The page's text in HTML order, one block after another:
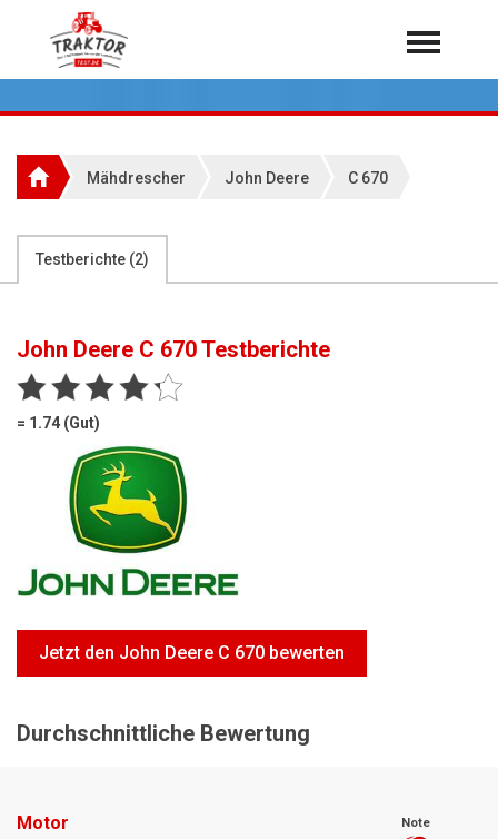
Home
Rundballenpressen
Teleskoplader
Rasentraktoren
Freischneider
Jetzt Bewerten
Über 7.000 Testberichte
Mähdrescher John Deere C 670
Testberichte (2)
John Deere C 670Testberichte
= 1.74 (Gut)
Jetzt den John Deere C 670 bewerten
Durchschnittliche Bewertung
Motor Note